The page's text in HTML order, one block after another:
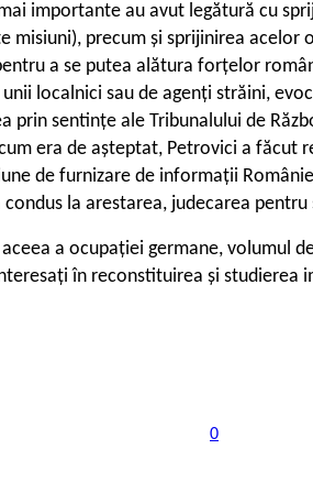
importante au avut legătură cu
precum și sprijinirea
a se putea alătura forțelor
localnici sau de agenți străini,
sentințe ale Tribunalului de
era de așteptat, Petrovici a făcut
de furnizare de informații
la arestarea, judecarea
a ocupației germane, volumul
în reconstituirea și studierea
0